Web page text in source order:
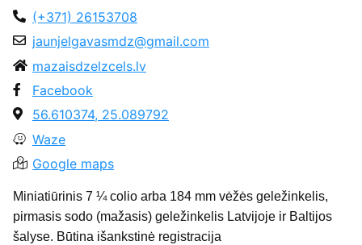
(+371) 26153708
jaunjelgavasmdz@gmail.com
mazaisdzelzcels.lv
Facebook
56.610374, 25.089792
Waze
Google maps
Miniatiūrinis 7 ¼ colio arba 184 mm vėžės geležinkelis,
pirmasis sodo (mažasis) geležinkelis Latvijoje ir Baltijos
šalyse. Būtina išankstinė registracija